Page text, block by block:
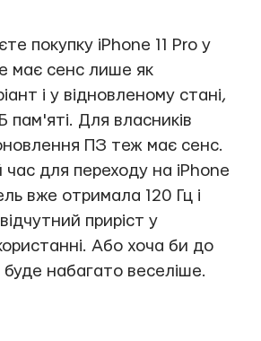
покупку iPhone 11 Pro у
має сенс лише як
і у відновленому стані,
пам'яті. Для власників
ПЗ теж має сенс.
час для переходу на iPhone
вже отримала 120 Гц і
приріст у
Або хоча би до
буде набагато веселіше.